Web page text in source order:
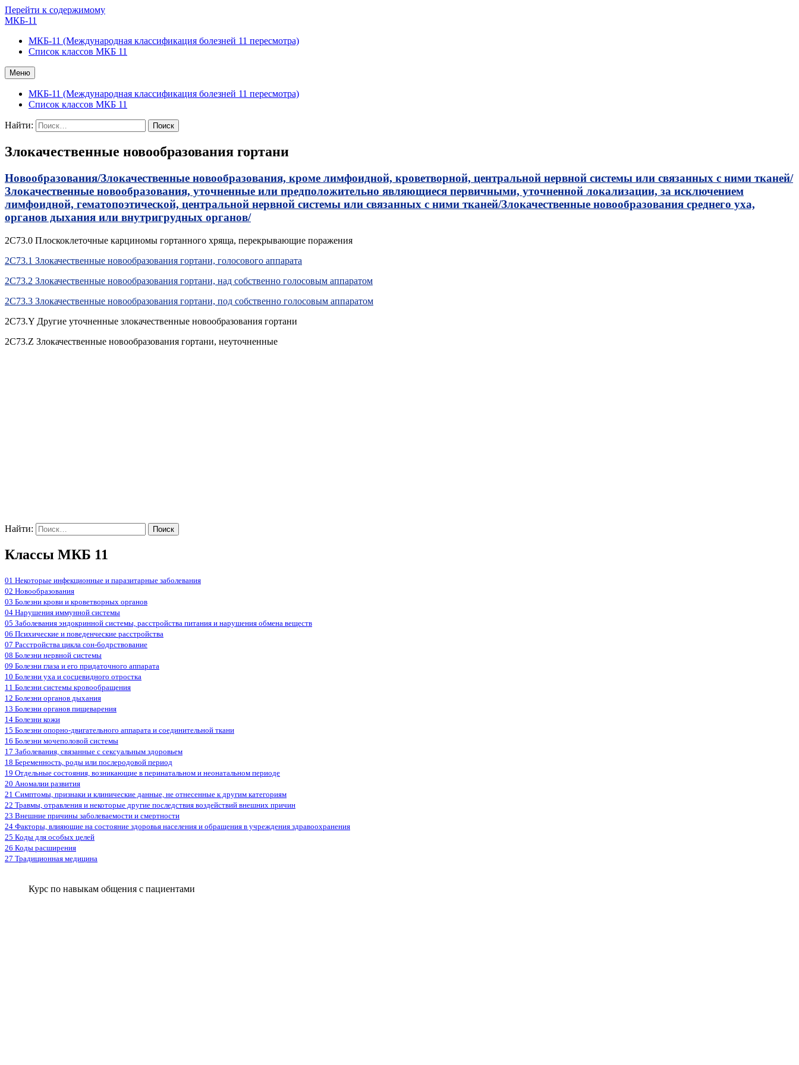
Перейти к содержимому
МКБ-11
МКБ-11 (Международная классификация болезней 11 пересмотра)
Список классов МКБ 11
Меню
МКБ-11 (Международная классификация болезней 11 пересмотра)
Список классов МКБ 11
Найти:
Злокачественные новообразования гортани
Новообразования/Злокачественные новообразования, кроме лимфоидной, кроветворной, центральной нервной системы или связанных с ними тканей/
Злокачественные новообразования, уточненные или предположительно являющиеся первичными, уточненной локализации, за исключением
лимфоидной, гематопоэтической, центральной нервной системы или связанных с ними тканей/Злокачественные новообразования среднего уха,
органов дыхания или внутригрудных органов/
2C73.0 Плоскоклеточные карциномы гортанного хряща, перекрывающие поражения
2C73.1 Злокачественные новообразования гортани, голосового аппарата
2C73.2 Злокачественные новообразования гортани, над собственно голосовым аппаратом
2C73.3 Злокачественные новообразования гортани, под собственно голосовым аппаратом
2C73.Y Другие уточненные злокачественные новообразования гортани
2C73.Z Злокачественные новообразования гортани, неуточненные
Найти:
Классы МКБ 11
01 Некоторые инфекционные и паразитарные заболевания
02 Новообразования
03 Болезни крови и кроветворных органов
04 Нарушения иммунной системы
05 Заболевания эндокринной системы, расстройства питания и нарушения обмена веществ
06 Психические и поведенческие расстройства
07 Расстройства цикла сон-бодрствование
08 Болезни нервной системы
09 Болезни глаза и его придаточного аппарата
10 Болезни уха и сосцевидного отростка
11 Болезни системы кровообращения
12 Болезни органов дыхания
13 Болезни органов пищеварения
14 Болезни кожи
15 Болезни опорно-двигательного аппарата и соединительной ткани
16 Болезни мочеполовой системы
17 Заболевания, связанные с сексуальным здоровьем
18 Беременность, роды или послеродовой период
19 Отдельные состояния, возникающие в перинатальном и неонатальном периоде
20 Аномалии развития
21 Симптомы, признаки и клинические данные, не отнесенные к другим категориям
22 Травмы, отравления и некоторые другие последствия воздействий внешних причин
23 Внешние причины заболеваемости и смертности
24 Факторы, влияющие на состояние здоровья населения и обращения в учреждения здравоохранения
25 Коды для особых целей
26 Коды расширения
27 Традиционная медицина
Курс по навыкам общения с пациентами